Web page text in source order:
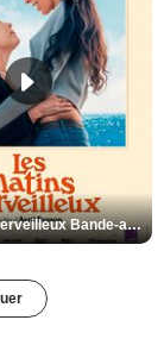
Les Matins merveilleux Bande-annonce VF